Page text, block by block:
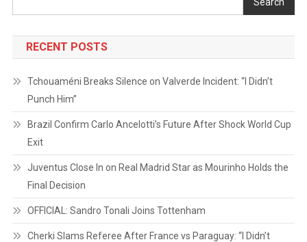
Search
RECENT POSTS
Tchouaméni Breaks Silence on Valverde Incident: “I Didn’t
Punch Him”
Brazil Confirm Carlo Ancelotti’s Future After Shock World Cup
Exit
Juventus Close In on Real Madrid Star as Mourinho Holds the
Final Decision
OFFICIAL: Sandro Tonali Joins Tottenham
Cherki Slams Referee After France vs Paraguay: “I Didn’t